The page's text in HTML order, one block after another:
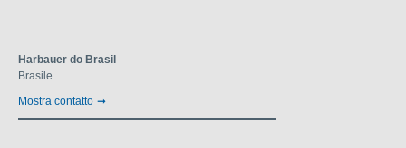
Harbauer do Brasil
Brasile
Mostra contatto